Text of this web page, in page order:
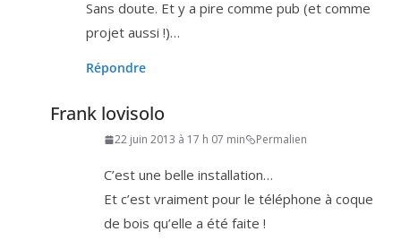
Sans doute. Et y a pire comme pub (et comme
pro­jet aussi !)…
Répondre
Frank lovisolo
22 juin 2013 à 17 h 07 min Permalien
C’est une belle installation…
Et c’est vrai­ment pour le télé­phone à coque
de bois qu’elle a été faite !